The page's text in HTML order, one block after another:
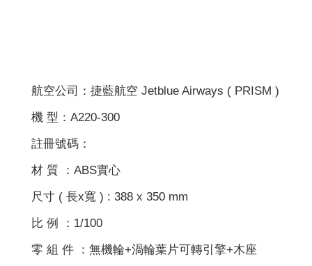
航空公司：捷藍航空 Jetblue Airways ( PRISM )
機 型：A220-300
註冊號碼：
材 質 ：ABS實心
尺寸 ( 長x寬 ) : 388 x 350 mm
比 例 ：1/100
零 組 件 ：無機輪+渦輪葉片可轉引擎+木座